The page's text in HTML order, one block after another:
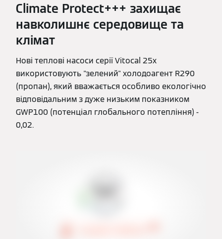
Climate Protect+++ захищає
навколишнє середовище та
клімат
Нові теплові насоси серії Vitocal 25x
використовують "зелений" холодоагент R290
(пропан), який вважається особливо екологічно
відповідальним з дуже низьким показником
GWP100 (потенціал глобального потепління) -
0,02.